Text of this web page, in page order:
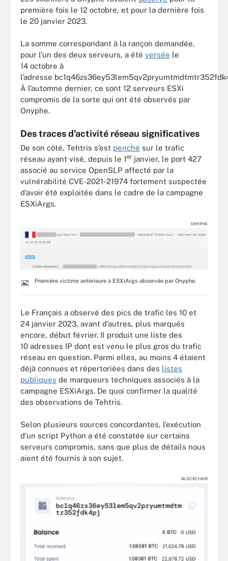
première fois le 12 octobre, et pour la dernière fois
le 20 janvier 2023.
La somme correspondant à la rançon demandée,
pour l’un des deux serveurs, a été versée le
14 octobre à
l’adresse
À l’automne dernier, ce sont 12 serveurs ESXi
compromis de la sorte qui ont été observés par
Onyphe.
Des traces d’activité réseau significatives
De son côté, Tehtris s’est penché sur le trafic
réseau ayant visé, depuis le 1er janvier, le port 427
associé au service OpenSLP affecté par la
vulnérabilité CVE-2021-21974 fortement suspectée
d’avoir été exploitée dans le cadre de la campagne
ESXiArgs.
ONYPHE
Première victime antérieure à ESXiArgs observée par Onyphe.
Le Français a observé des pics de trafic les 10 et
24 janvier 2023, avant d’autres, plus marqués
encore, début février. Il produit une liste des
10 adresses IP dont est venu le plus gros du trafic
réseau en question. Parmi elles, au moins 4 étaient
déjà connues et répertoriées dans des listes
publiques de marqueurs techniques associés à la
campagne ESXiArgs. De quoi confirmer la qualité
des observations de Tehtris.
Selon plusieurs sources concordantes, l’exécution
d’un script Python a été constatée sur certains
serveurs compromis, sans que plus de détails nous
aient été fournis à son sujet.
BLOCKCHAIR